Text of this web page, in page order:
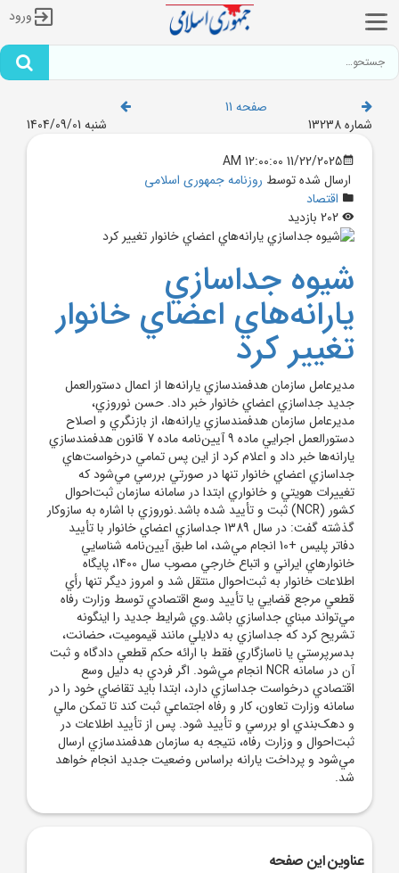
ورود
صفحه 11
شماره 13238
شنبه 1404/09/01
11/22/2025 12:00:00 AM
ارسال شده توسط روزنامه جمهوری اسلامی
اقتصاد
شيوه جداسازي
يارانه‌هاي اعضاي خانوار
تغيير کرد
مديرعامل سازمان هدفمندسازي يارانه‌ها از اعمال دستورالعمل
جديد جداسازي اعضاي خانوار خبر داد. حسن نوروزي،
مديرعامل سازمان هدفمندسازي يارانه‌ها، از بازنگري و اصلاح
دستورالعمل اجرايي ماده 9 آيين‌نامه ماده 7 قانون هدفمندسازي
يارانه‌ها خبر داد و اعلام کرد از اين پس تمامي درخواست‌هاي
جداسازي اعضاي خانوار تنها در صورتي بررسي مي‌شود که
تغييرات هويتي و خانواري ابتدا در سامانه سازمان ثبت‌احوال
کشور (NCR) ثبت و تأييد شده باشد.نوروزي با اشاره به سازوکار
گذشته گفت: در سال 1389 جداسازي اعضاي خانوار با تأييد
دفاتر پليس +10 انجام مي‌شد، اما طبق آيين‌نامه شناسايي
خانوار‌هاي ايراني و اتباع خارجي مصوب سال 1400، پايگاه
اطلاعات خانوار به ثبت‌احوال منتقل شد و امروز ديگر تنها رأي
قطعي مرجع قضايي يا تأييد وسع اقتصادي توسط وزارت رفاه
مي‌تواند مبناي جداسازي باشد.وي شرايط جديد را اينگونه
تشريح کرد که جداسازي به دلايلي مانند قيموميت، حضانت،
بدسرپرستي يا ناسازگاري فقط با ارائه حکم قطعي دادگاه و ثبت
آن در سامانه NCR انجام مي‌شود. اگر فردي به دليل وسع
اقتصادي درخواست جداسازي دارد، ابتدا بايد تقاضاي خود را در
سامانه وزارت تعاون، کار و رفاه اجتماعي ثبت کند تا تمکن مالي
و دهک‌بندي او بررسي و تأييد شود. پس از تأييد اطلاعات در
ثبت‌احوال و وزارت رفاه، نتيجه به سازمان هدفمندسازي ارسال
مي‌شود و پرداخت يارانه براساس وضعيت جديد انجام خواهد
شد.
عناوین این صفحه